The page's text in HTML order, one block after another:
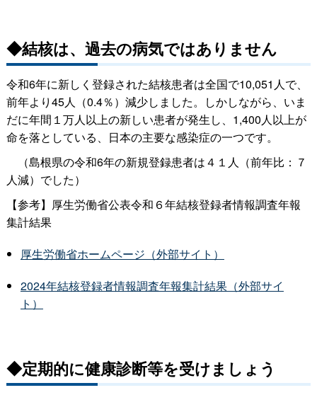
◆結核は、過去の病気ではありません
令和6年に新しく登録された結核患者は全国で10,051人で、
前年より45人（0.4％）減少しました。しかしながら、いま
だに年間１万人以上の新しい患者が発生し、1,400人以上が
命を落としている、日本の主要な感染症の一つです。
（島根県の令和6年の新規登録患者は４１人（前年比：７
人減）でした）
【参考】厚生労働省公表令和６年結核登録者情報調査年報
集計結果
厚生労働省ホームページ（外部サイト）
2024年結核登録者情報調査年報集計結果（外部サイ
ト）
◆定期的に健康診断等を受けましょう